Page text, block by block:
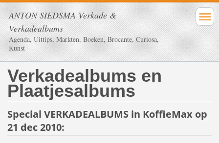
ANTON SIEDSMA Verkade &
Verkadealbums
Agenda, Uittips, Markten, Boeken, Brocante, Curiosa,
Kunst
Verkadealbums en
Plaatjesalbums
Special VERKADEALBUMS in KoffieMax op
21 dec 2010: